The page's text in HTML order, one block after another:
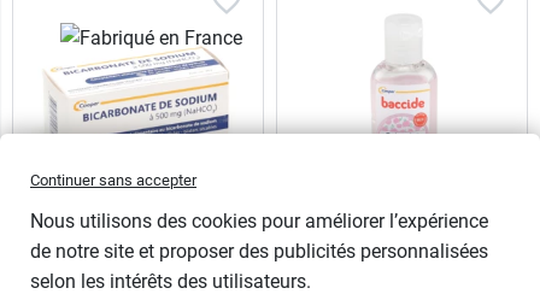
Bicarbonate de sodium
500 mg Cooper gélules
Gel mains
hydroalcoolique Pivoine
Continuer sans accepter
Nous utilisons des cookies pour améliorer l’expérience
de notre site et proposer des publicités personnalisées
selon les intérêts des utilisateurs.